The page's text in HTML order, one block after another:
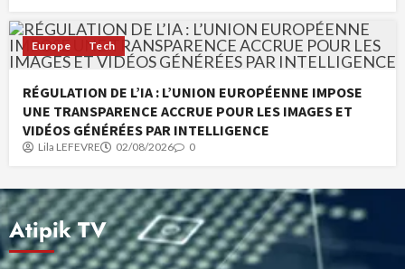
Europe Tech
RÉGULATION DE L’IA : L’UNION EUROPÉENNE IMPOSE
UNE TRANSPARENCE ACCRUE POUR LES IMAGES ET
VIDÉOS GÉNÉRÉES PAR INTELLIGENCE
Lila LEFEVRE 02/08/2026 0
Atipik TV